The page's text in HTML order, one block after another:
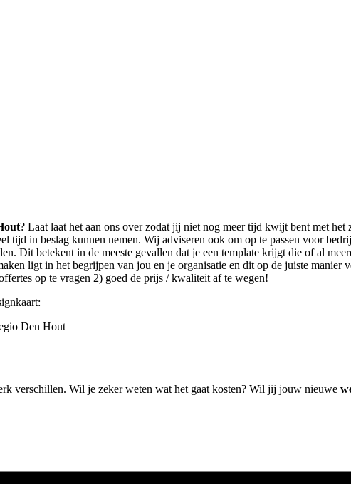
? Laat laat het aan ons over zodat jij niet nog meer tijd kwijt bent met
tijd in beslag kunnen nemen. Wij adviseren ook om op te passen voor
Dit betekent in de meeste gevallen dat je een template krijgt die of al
ligt in het begrijpen van jou en je organisatie en dit op de juiste manier
op te vragen 2) goed de prijs / kwaliteit af te wegen!
Den Hout
verschillen. Wil je zeker weten wat het gaat kosten? Wil jij jouw nieuwe